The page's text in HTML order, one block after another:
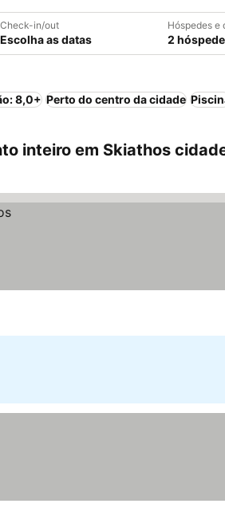
Check-in/out
Escolha as datas
Hóspedes e
2
8,0+ Perto do centro da cidade
inteiro em Skiathos